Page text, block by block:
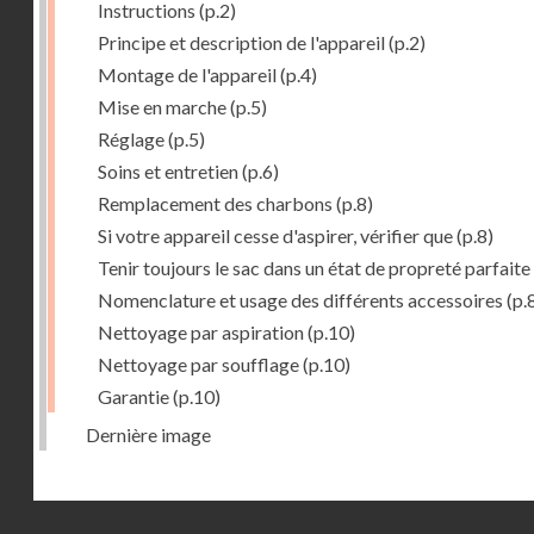
Instructions (p.2)
Principe et description de l'appareil(p.2)
Montage de l'appareil(p.4)
Mise en marche(p.5)
Réglage(p.5)
Soins et entretien(p.6)
Remplacement des charbons (p.8)
Si votre appareil cesse d'aspirer, vérifier que(p.8)
Tenir toujours le sac dans un état de propreté parfaite
Nomenclature et usage des différents accessoires
Nettoyage par aspiration(p.10)
Nettoyage par soufflage(p.10)
Garantie(p.10)
Dernière image